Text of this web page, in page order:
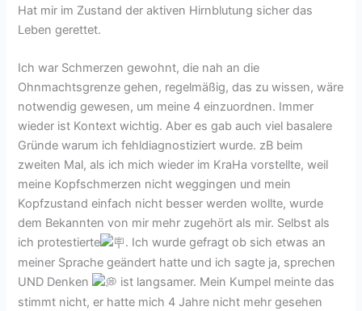
Hat mir im Zustand der aktiven Hirnblutung sicher das
Leben gerettet.
Ich war Schmerzen gewohnt, die nah an die
Ohnmachtsgrenze gehen, regelmäßig, das zu wissen, wäre
notwendig gewesen, um meine 4 einzuordnen. Immer
wieder ist Kontext wichtig. Aber es gab auch viel basalere
Gründe warum ich fehldiagnostiziert wurde. zB beim
zweiten Mal, als ich mich wieder im KraHa vorstellte, weil
meine Kopfschmerzen nicht weggingen und mein
Kopfzustand einfach nicht besser werden wollte, wurde
dem Bekannten von mir mehr zugehört als mir. Selbst als
ich protestierte
. Ich wurde gefragt ob sich etwas an
meiner Sprache geändert hatte und ich sagte ja, sprechen
UND Denken
ist langsamer. Mein Kumpel meinte das
stimmt nicht, er hatte mich 4 Jahre nicht mehr gesehen